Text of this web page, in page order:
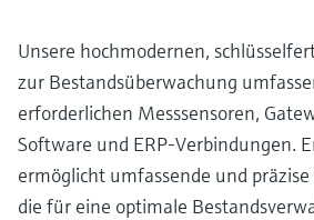
Unsere hochmodernen,
zur Bestandsüberwachung
erforderlichen Messsensoren,
Software und ERP-Verbindungen.
ermöglicht umfassende und
die für eine optimale